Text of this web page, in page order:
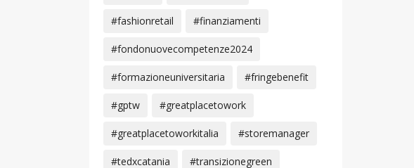
#fashionretail #finanziamenti
#fondonuovecompetenze2024
#formazioneuniversitaria #fringebenefit
#gptw #greatplacetowork
#greatplacetoworkitalia #storemanager
#tedxcatania #transizionegreen